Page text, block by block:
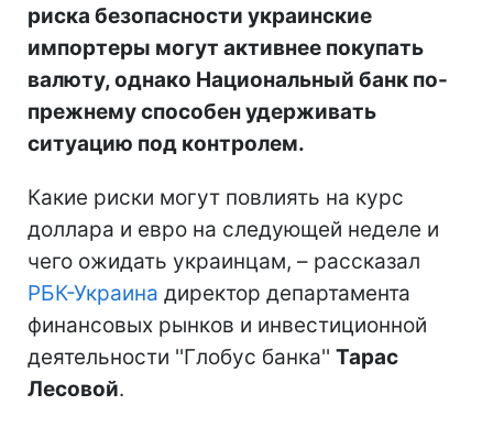
риска безопасности украинские
импортеры могут активнее покупать
валюту, однако Национальный банк по-
прежнему способен удерживать
ситуацию под контролем.
Какие риски могут повлиять на курс
доллара и евро на следующей неделе и
чего ожидать украинцам, – рассказал
РБК-Украина директор департамента
финансовых рынков и инвестиционной
деятельности ''Глобус банка'' Тарас
Лесовой.